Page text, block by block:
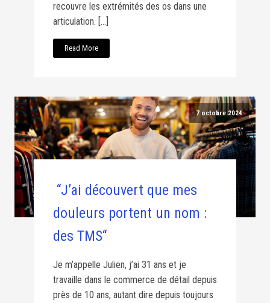
recouvre les extrémités des os dans une
articulation. […]
Read More
7 octobre 2024
“J’ai découvert que mes
douleurs portent un nom :
des TMS“
Je m’appelle Julien, j’ai 31 ans et je
travaille dans le commerce de détail depuis
près de 10 ans, autant dire depuis toujours